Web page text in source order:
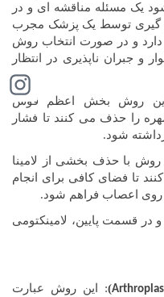
یک مسئله مناقشه ای و در
گیری توسط یک پزشک مجرب
و در صورت انتخاب روش
و جبران ناپذیری در انتظار
روش بخش اعظم قوس
را حذف می کنند تا فشار
شود.
روش با حذف بخشی از لامینا
تا فضای کافی برای انجام
اعصاب فراهم شود.
در قسمت پایین، لامینکتومی
): این روش عبارت